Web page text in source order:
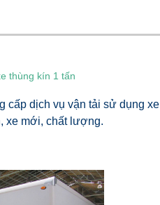
thùng kín 1 tấn
cấp dịch vụ vận tải sử dụng xe
xe mới, chất lượng.